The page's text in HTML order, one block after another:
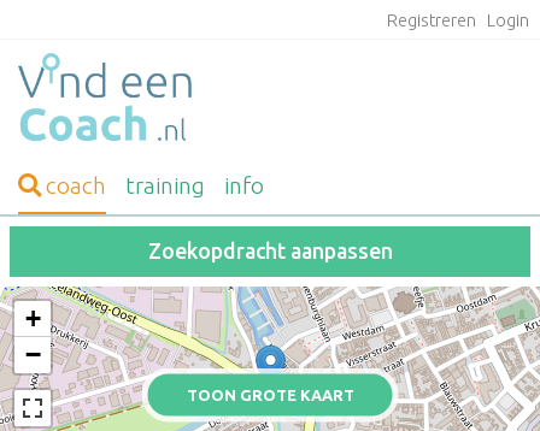
Registreren Login
coach training info
Zoekopdracht aanpassen
TOON GROTE KAART
+
−